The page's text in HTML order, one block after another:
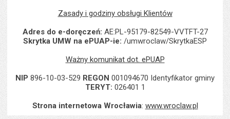
Zasady i godziny obsługi Klientów
Adres do e-doręczeń: AE:PL-95179-82549-VVTFT-27
Skrytka UMW na ePUAP-ie: /umwroclaw/SkrytkaESP
Ważny komunikat dot. ePUAP
NIP 896-10-03-529 REGON 001094670 Identyfikator gminy
TERYT: 026401 1
Strona internetowa Wrocławia: www.wroclaw.pl